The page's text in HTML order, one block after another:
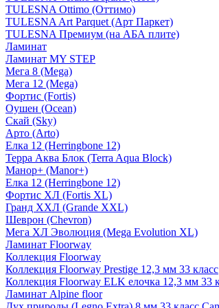
TULESNA Ottimo (Оттимо)
TULESNA Art Parquet (Арт Паркет)
TULESNA Премиум (на АБА плите)
Ламинат
Ламинат MY STEP
Мега 8 (Mega)
Мега 12 (Mega)
Фортис (Fortis)
Оушен (Ocean)
Скай (Sky)
Арто (Arto)
Елка 12 (Herringbone 12)
Терра Аква Блок (Terra Aqua Block)
Манор+ (Manor+)
Елка 12 (Herringbone 12)
Фортис ХЛ (Fortis XL)
Гранд ХХЛ (Grande XXL)
Шеврон (Chevron)
Мега ХЛ Эволюция (Mega Evolution XL)
Ламинат Floorway
Коллекция Floorway
Коллекция Floorway Prestige 12,3 мм 33 класс
Коллекция Floorway ELK елочка 12,3 мм 33
Ламинат Alpine floor